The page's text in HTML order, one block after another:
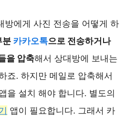
방에게 사진 전송을 어떻게 하
분 카카오톡으로 전송하거나
을 압축해서 상대방에 보내는
죠. 하지만 메일로 압축해서
을 설치 해야 합니다. 별도의
앱이 필요합니다. 그래서 카